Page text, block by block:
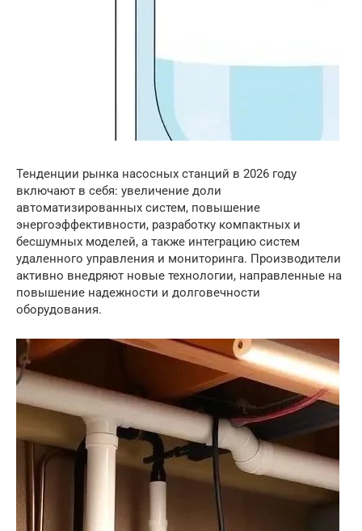
Тенденции рынка насосных станций в 2026 году
включают в себя: увеличение доли
автоматизированных систем, повышение
энергоэффективности, разработку компактных и
бесшумных моделей, а также интеграцию систем
удаленного управления и мониторинга. Производители
активно внедряют новые технологии, направленные на
повышение надежности и долговечности
оборудования.